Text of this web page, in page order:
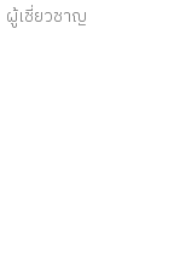
ผู้เชี่ยวชาญ